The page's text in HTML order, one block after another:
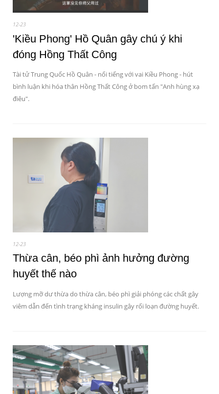
12-23
'Kiều Phong' Hồ Quân gây chú ý khi
đóng Hồng Thất Công
Tài tử Trung Quốc Hồ Quân - nổi tiếng với vai Kiều Phong - hút
bình luận khi hóa thân Hồng Thất Công ở bom tấn "Anh hùng xạ
điêu".
12-23
Thừa cân, béo phì ảnh hưởng đường
huyết thế nào
Lượng mỡ dư thừa do thừa cân, béo phì giải phóng các chất gây
viêm dẫn đến tình trạng kháng insulin gây rối loạn đường huyết.